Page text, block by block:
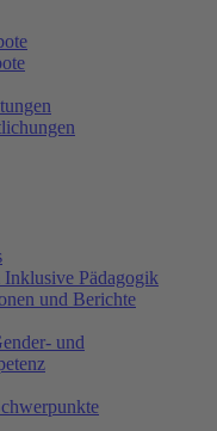
Inklusive Pädagogik
und Berichte
und